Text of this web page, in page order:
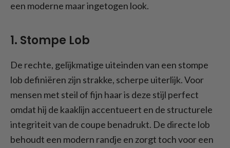
een moderne maar ingetogen look.
1. Stompe Lob
De rechte, gelijkmatige uiteinden van een stompe
lob definiëren zijn strakke, scherpe uiterlijk. Voor
mensen met steil of fijn haar is deze stijl perfect
omdat hij de kaaklijn accentueert en de structurele
integriteit van de coupe benadrukt. De directe lob
behoudt een modern randje en zorgt toch voor een